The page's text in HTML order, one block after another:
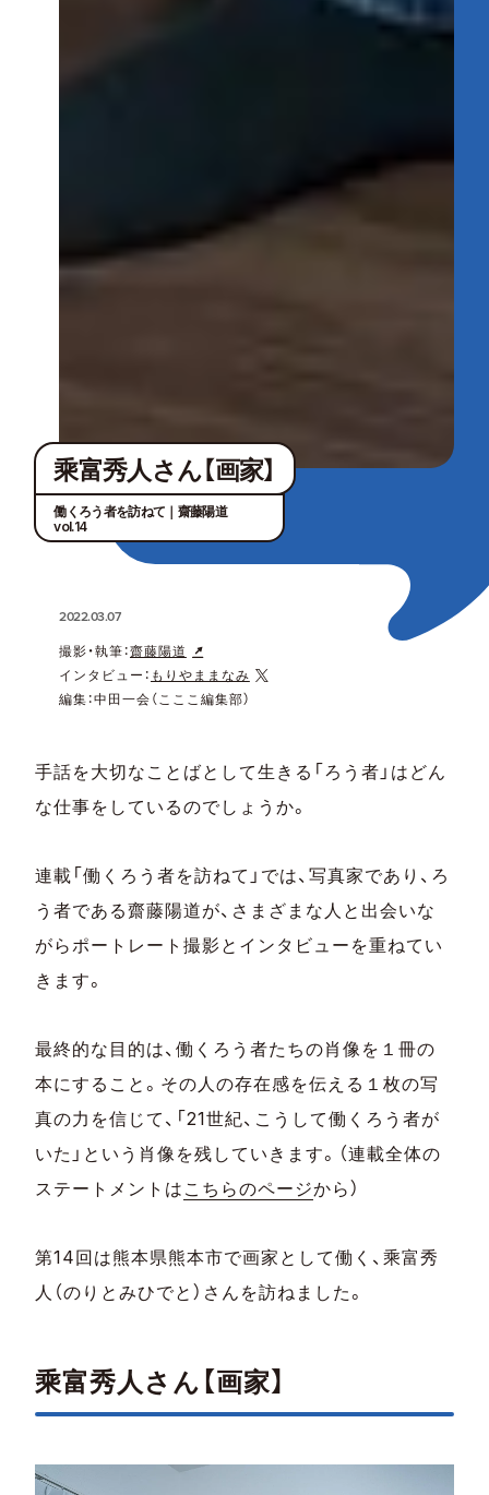
乘富秀人さん【画家】
働くろう者を訪ねて｜齋藤陽道
vol.14
2022.03.07
撮影・執筆：齋藤陽道
インタビュー： もりやままなみ
編集：中田一会（こここ編集部）
手話を大切なことばとして生きる「ろう者」はどん
な仕事をしているのでしょうか。
連載「働くろう者を訪ねて」では、写真家であり、ろ
う者である齋藤陽道が、さまざまな人と出会いな
がらポートレート撮影とインタビューを重ねてい
きます。
最終的な目的は、働くろう者たちの肖像を１冊の
本にすること。その人の存在感を伝える１枚の写
真の力を信じて、「21世紀、こうして働くろう者が
いた」という肖像を残していきます。（連載全体の
ステートメントは こちらのページから）
第14回は熊本県熊本市で画家として働く、乘富秀
人（のりとみひでと）さんを訪ねました。
乘富秀人さん【画家】